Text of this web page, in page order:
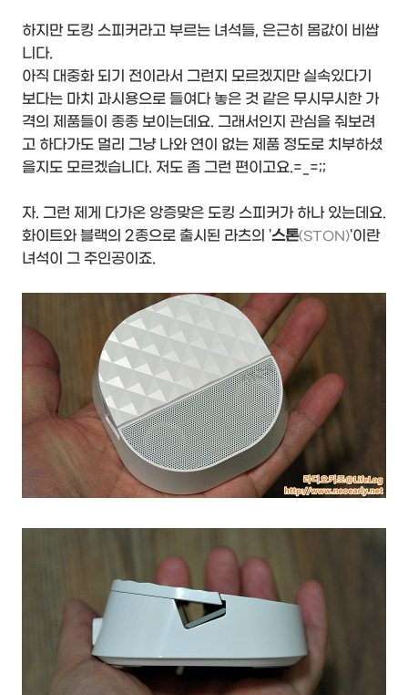
하지만 도킹 스피커라고 부르는 녀석들, 은근히 몸값이 비쌉
니다.
아직 대중화 되기 전이라서 그런지 모르겠지만 실속있다기
보다는 마치 과시용으로 들여다 놓은 것 같은 무시무시한 가
격의 제품들이 종종 보이는데요. 그래서인지 관심을 줘보려
고 하다가도 멀리 그냥 나와 연이 없는 제품 정도로 치부하셨
을지도 모르겠습니다. 저도 좀 그런 편이고요.=_=;;
자. 그런 제게 다가온 앙증맞은 도킹 스피커가 하나 있는데요.
화이트와 블랙의 2종으로 출시된 라츠의 '스톤(STON)'이란
녀석이 그 주인공이죠.